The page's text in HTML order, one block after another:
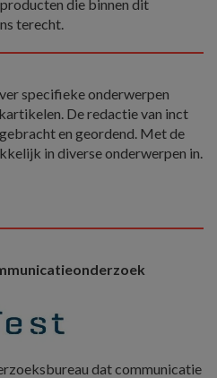
die binnen dit
terecht.
specifieke onderwerpen
De redactie van inct
en geordend. Met de
in diverse onderwerpen in.
dat communicatie